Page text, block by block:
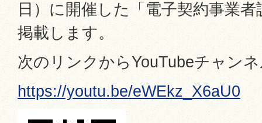
日）に開催した「電子契約事業
掲載します。
次のリンクからYouTubeチャン
https://youtu.be/eWEkz_X6aU0